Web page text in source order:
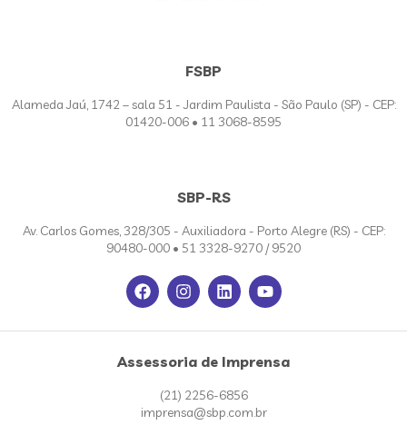
FSBP
Alameda Jaú, 1742 – sala 51 - Jardim Paulista - São Paulo (SP) - CEP:
01420-006 • 11 3068-8595
SBP-RS
Av. Carlos Gomes, 328/305 - Auxiliadora - Porto Alegre (RS) - CEP:
90480-000 • 51 3328-9270 / 9520
Assessoria de Imprensa
(21) 2256-6856
imprensa@sbp.com.br